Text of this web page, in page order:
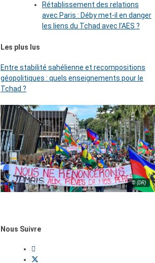
Rétablissement des relations
avec Paris : Déby met-il en danger
les liens du Tchad avec l’AES ?
Les plus lus
Entre stabilité sahélienne et recompositions
géopolitiques : quels enseignements pour le
Tchad ?
© (DR)
Nous Suivre